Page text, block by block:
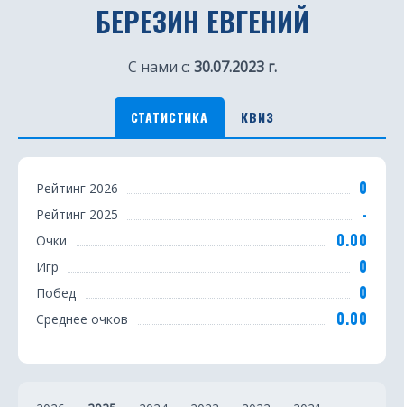
БЕРЕЗИН ЕВГЕНИЙ
С нами с: 30.07.2023 г.
СТАТИСТИКА КВИЗ
С
т
Рейтинг 2026 0
Рейтинг 2025 -
Очки 0.00
Игр 0
Побед 0
Среднее очков 0.00